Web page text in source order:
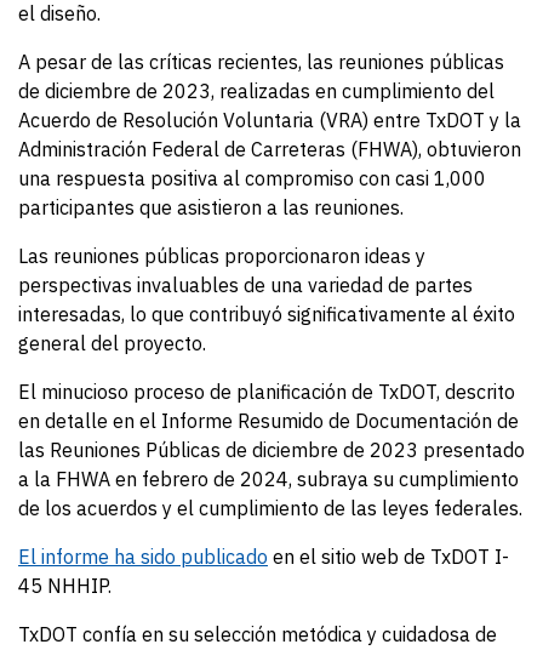
el diseño.
A pesar de las críticas recientes, las reuniones públicas
de diciembre de 2023, realizadas en cumplimiento del
Acuerdo de Resolución Voluntaria (VRA) entre TxDOT y la
Administración Federal de Carreteras (FHWA), obtuvieron
una respuesta positiva al compromiso con casi 1,000
participantes que asistieron a las reuniones.
Las reuniones públicas proporcionaron ideas y
perspectivas invaluables de una variedad de partes
interesadas, lo que contribuyó significativamente al éxito
general del proyecto.
El minucioso proceso de planificación de TxDOT, descrito
en detalle en el Informe Resumido de Documentación de
las Reuniones Públicas de diciembre de 2023 presentado
a la FHWA en febrero de 2024, subraya su cumplimiento
de los acuerdos y el cumplimiento de las leyes federales.
El informe ha sido publicado en el sitio web de TxDOT I-
45 NHHIP.
TxDOT confía en su selección metódica y cuidadosa de